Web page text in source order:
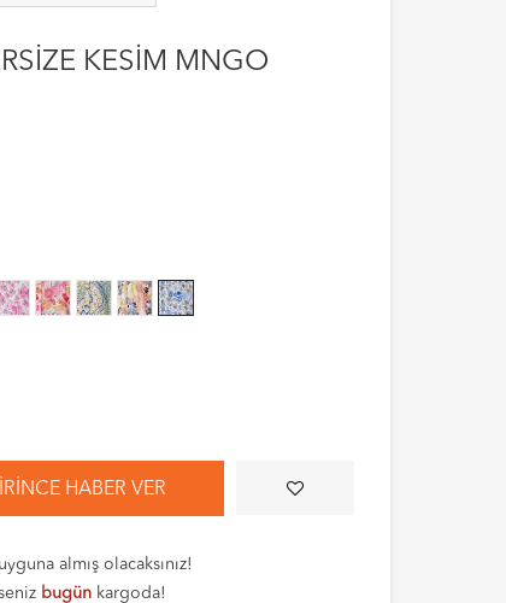
KESİM MNGO
HABER VER
almış olacaksınız!
bugün kargoda!